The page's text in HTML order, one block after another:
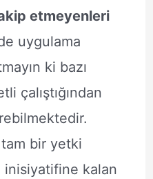
etmeyenleri
uygulama
ki bazı
çalıştığından
bir yetki
kalan